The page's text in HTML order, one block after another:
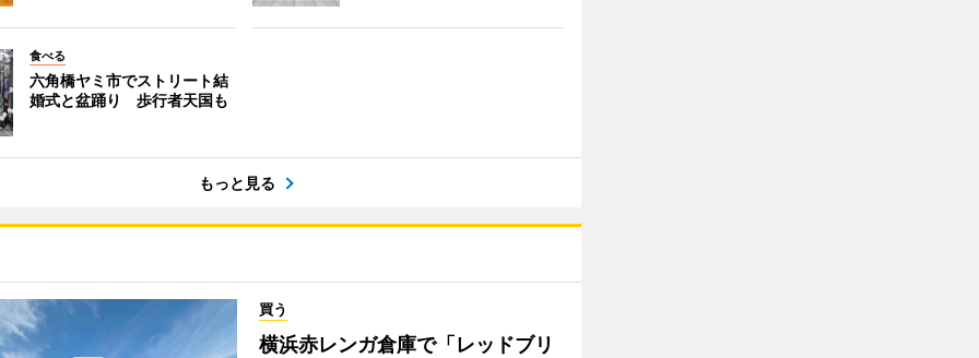
食べる
六角橋ヤミ市でストリート結
婚式と盆踊り 歩行者天国も
もっと見る
買う
横浜赤レンガ倉庫で「レッドブリ